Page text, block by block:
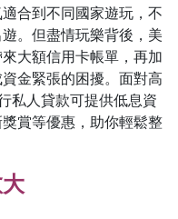
合到不同國家遊玩，不
。但盡情玩樂背後，美
大額信用卡帳單，再加
金緊張的困擾。面對高
私人貸款可提供低息資
賞等優惠，助你輕鬆整